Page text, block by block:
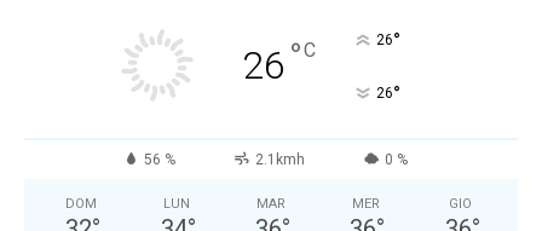
26 °C 26°
26°
56 % 2.1kmh 0 %
DOM LUN MAR MER GIO